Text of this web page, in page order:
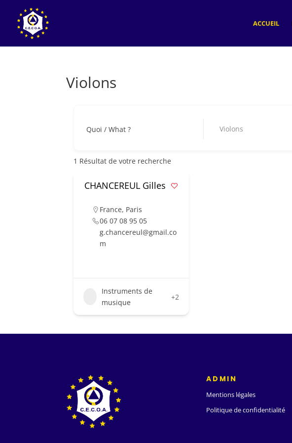
ACCUEIL
Violons
Quoi / What ? Violons
1 Résultat de votre recherche
CHANCEREUL Gilles
France, Paris
06 07 08 95 05
g.chancereul@gmail.co
m
Instruments de
musique
+2
ADMIN
Mentions légales
Politique de confidentialité